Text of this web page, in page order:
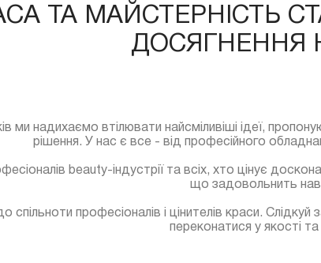
ТА МАЙСТЕРНІСТЬ
ДОСЯГНЕННЯ
ми надихаємо втілювати найсміливіші ідеї,
рішення. У нас є все - від професійного
beauty-індустрії та всіх, хто цінує
що задовольнить
спільноти професіоналів і цінителів краси. Слідкуй
переконатися у якості